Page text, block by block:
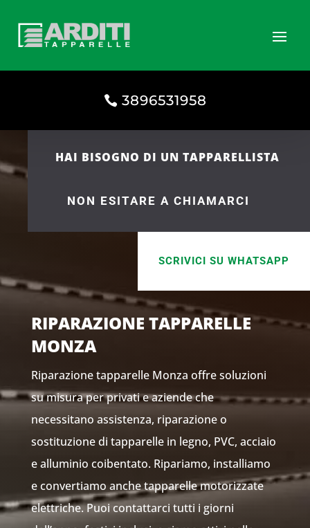
3896531958
HAI BISOGNO DI UN TAPPARELLISTA
NON ESITARE A CHIAMARCI
SCRIVICI SU WHATSAPP
RIPARAZIONE TAPPARELLE
MONZA
Riparazione tapparelle Monza offre soluzioni
su misura per privati e aziende che
necessitano assistenza, riparazione o
sostituzione di tapparelle in legno, PVC, acciaio
e alluminio coibentato. Ripariamo, installiamo
e convertiamo anche tapparelle motorizzate
elettriche. Puoi contattarci tutti i giorni